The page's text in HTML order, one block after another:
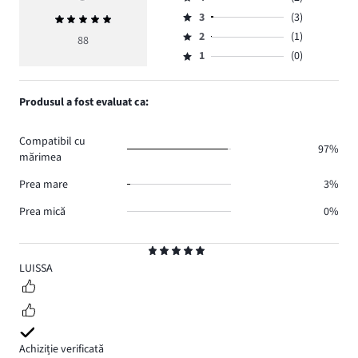
5LUISSA
Achiziție verificată
Evaluarea
medie
88
numărul
de
voturi
82.
Evaluare
4,
numărul
de
2.
Evaluare
3,
numărul
3
(3)
Evaluare
2,
2
(1)
Evaluare
1,
1 (0)
Produsul a fost evaluat ca:
Compatibil cu
mărimea
97%
Prea mare
3%
Prea mică
0%